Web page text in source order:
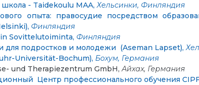
- Taidekoulu MAA,Хельсинки, Финляндия
опыта: правосудие посредством
Финляндия
Sovittelutoiminta, Финляндия
для подростков и молодежи (Aseman Lapset),
Universität-Bochum), Бохум, Германия
und Therapiezentrum GmbH,Айхах, Германия
Центр профессионального обучения